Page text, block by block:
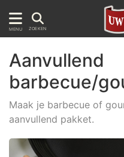
MENU ZOEKEN
Aanvullend
barbecue/
Maak je barbecue of
aanvullend pakket.